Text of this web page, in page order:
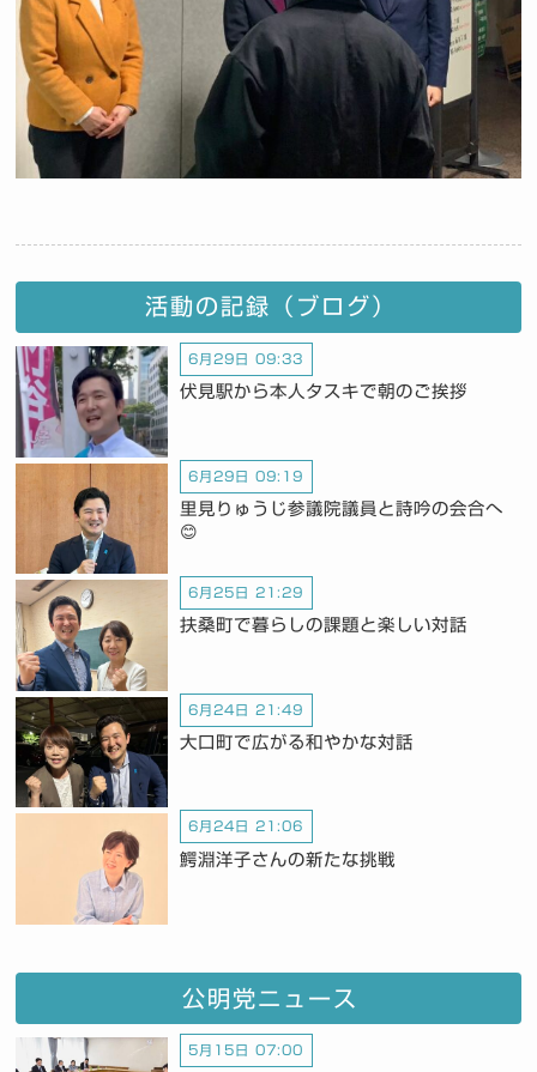
活動の記録（ブログ）
6月29日 09:33
伏見駅から本人タスキで朝のご挨拶
6月29日 09:19
里見りゅうじ参議院議員と詩吟の会合へ
😊
6月25日 21:29
扶桑町で暮らしの課題と楽しい対話
6月24日 21:49
大口町で広がる和やかな対話
6月24日 21:06
鰐淵洋子さんの新たな挑戦
公明党ニュース
5月15日 07:00